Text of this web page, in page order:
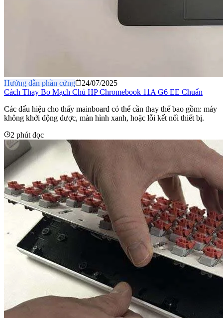
Hướng dẫn phần cứng
24/07/2025
Cách Thay Bo Mạch Chủ HP Chromebook 11A G6 EE Chuẩn
Các dấu hiệu cho thấy mainboard có thể cần thay thế bao gồm: máy
không khởi động được, màn hình xanh, hoặc lỗi kết nối thiết bị.
2 phút đọc